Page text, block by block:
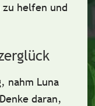
helfen und
nahm Luna
daran,